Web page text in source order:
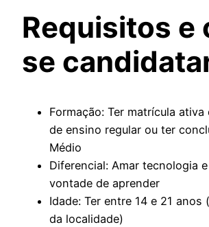
Requisitos e
se
Formação: Ter matrícula
de ensino regular ou ter
Médio
Diferencial: Amar tecnologia
vontade de aprender
Idade: Ter entre 14 e 21 anos
da localidade)